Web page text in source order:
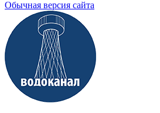
Обычная версия сайта